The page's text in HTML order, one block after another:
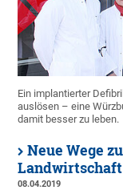
Ein implantierter
auslösen – eine
damit besser zu leben.
Neue Wege
Landwirtschaft
08.04.2019